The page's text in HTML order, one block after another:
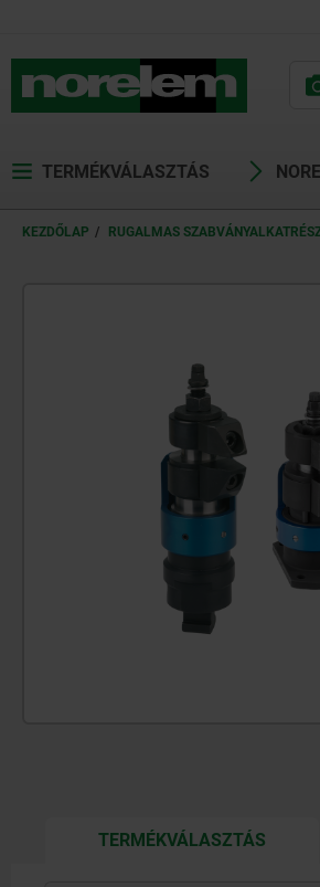
TERMÉKVÁLASZTÁS
KEZDŐLAP RUGALMAS
TERMÉKVÁLASZTÁS